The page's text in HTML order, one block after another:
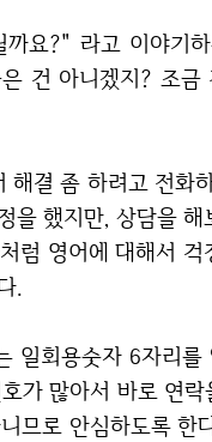
건 아니겠지? 조금
을 했지만, 상담을
럼 영어에 대해서 걱
.
가 많아서 바로 연
므로 안심하도록 한